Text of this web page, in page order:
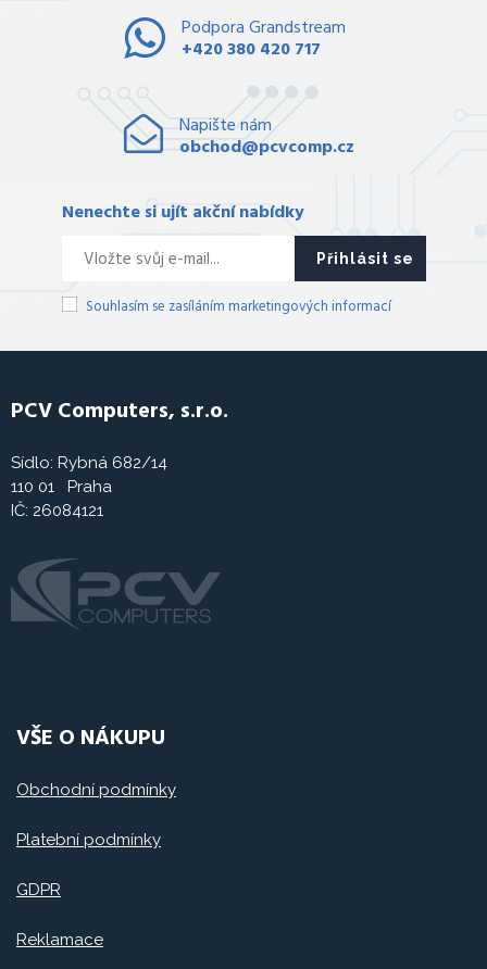
Podpora Grandstream
+420 380 420 717
Napište nám
obchod@pcvcomp.cz
Nenechte si ujít akční nabídky
Přihlásit se
Souhlasím se zasíláním marketingových informací
PCV Computers, s.r.o.
Sídlo: Rybná 682/14
110 01 Praha
IČ: 26084121
VŠE O NÁKUPU
Obchodní podmínky
Platební podmínky
GDPR
Reklamace